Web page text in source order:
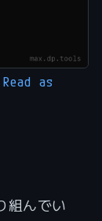
Read as
組んでい